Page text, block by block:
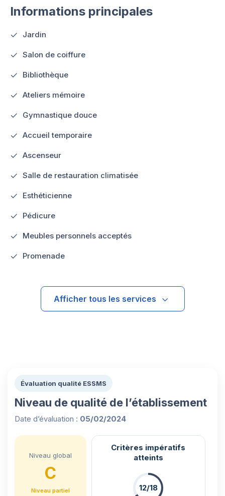
Informations principales
Jardin
Salon de coiffure
Bibliothèque
Ateliers mémoire
Gymnastique douce
Accueil temporaire
Ascenseur
Salle de restauration climatisée
Esthéticienne
Pédicure
Meubles personnels acceptés
Promenade
Afficher tous les services
Évaluation qualité ESSMS
Niveau de qualité de l’établissement
Date d’évaluation : 05/02/2024
Niveau global
C
Niveau partiel
Critères impératifs
atteints
12/18